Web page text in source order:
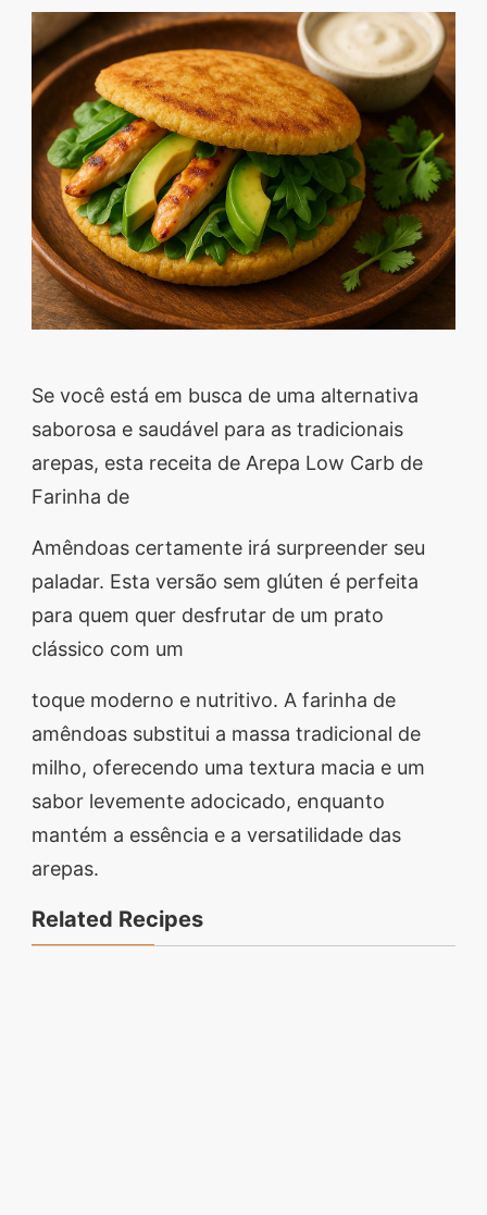
Se você está em busca de uma alternativa
saborosa e saudável para as tradicionais
arepas, esta receita de Arepa Low Carb de
Farinha de
Amêndoas certamente irá surpreender seu
paladar. Esta versão sem glúten é perfeita
para quem quer desfrutar de um prato
clássico com um
toque moderno e nutritivo. A farinha de
amêndoas substitui a massa tradicional de
milho, oferecendo uma textura macia e um
sabor levemente adocicado, enquanto
mantém a essência e a versatilidade das
arepas.
Related Recipes